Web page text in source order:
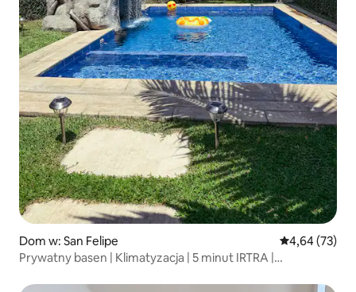
Dom w: San Felipe Średnia
4,64 (73)
Prywatny basen | Klimatyzacja | 5 minut IRTRA |